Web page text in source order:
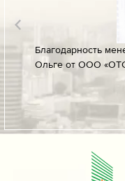
Благодарность
Ольге от ООО